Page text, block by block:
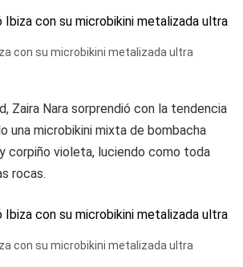
con su microbikini metalizada ultra
Zaira Nara sorprendió con la tendencia
una microbikini mixta de bombacha
corpiño violeta, luciendo como toda
rocas.
con su microbikini metalizada ultra